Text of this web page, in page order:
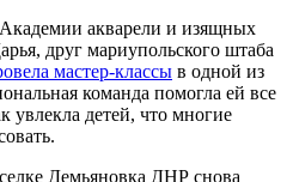
акварели и изящных
друг мариупольского штаба
мастер-классы в одной из
команда помогла ей все
увлекла детей, что многие
Демьяновка ДНР снова